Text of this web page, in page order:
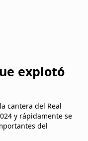
explotó
cantera del Real
y rápidamente se
del